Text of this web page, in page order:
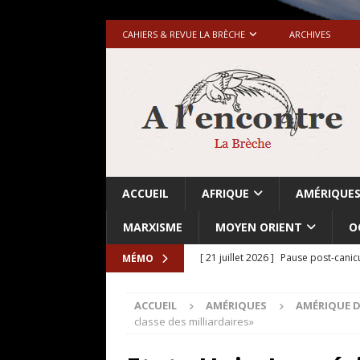
CAHIERS & REVUE LA BRÈCHE ARCHIVES
ACCUEIL AFRIQUE AMÉRIQUES
MARXISME MOYEN ORIENT
MÉMO [ 21 juillet 2026 ] Pause post-
[ 18 juillet 2026 ]
Israël-Palestine.
ACCUEIL AMÉRIQUES AMÉRIQUE
classe des milliardaires»